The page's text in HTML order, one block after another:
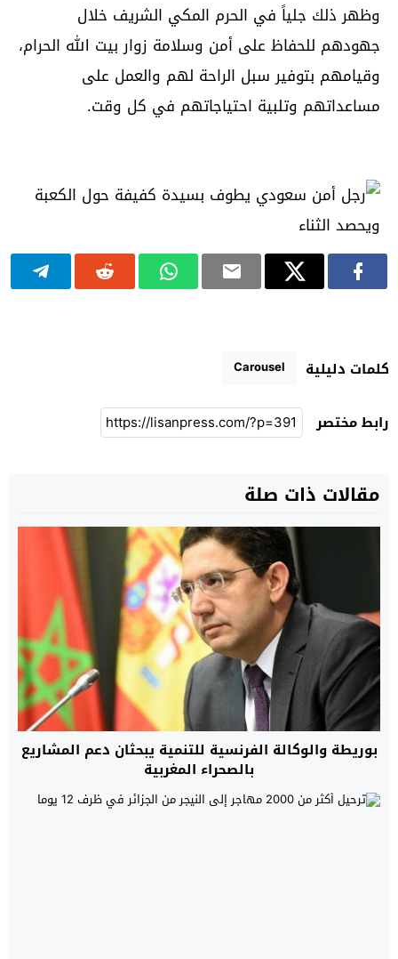
وظهر ذلك جلياً في الحرم المكي الشريف خلال
جهودهم للحفاظ على أمن وسلامة زوار بيت الله الحرام،
وقيامهم بتوفير سبل الراحة لهم والعمل على
مساعداتهم وتلبية احتياجاتهم في كل وقت.
كلمات دليلية Carousel
رابط مختصر
مقالات ذات صلة
بوريطة والوكالة الفرنسية للتنمية يبحثان دعم المشاريع
بالصحراء المغربية